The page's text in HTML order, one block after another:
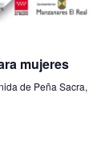
mujeres
de Peña Sacra,